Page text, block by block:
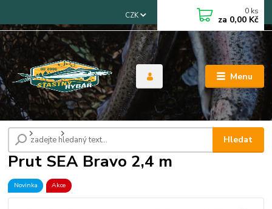
Menu
CZK
Hledat
0 ks
za 0,00 Kč
Úvod Pruty Prut SEA Bravo 2,4 m
Prut SEA Bravo 2,4 m
Novinka Akce